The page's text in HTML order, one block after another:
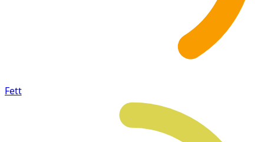
Fett